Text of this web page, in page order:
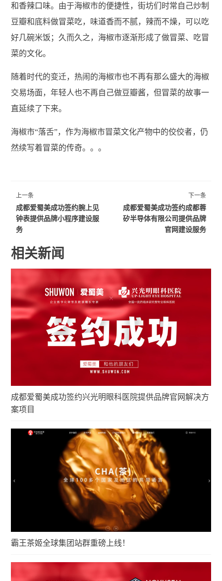
和香辣口味。由于海椒市的便捷性，街坊们时常自己炒制
豆瓣和底料做冒菜吃，味道香而不腻，辣而不燥，可以吃
好几碗米饭；久而久之，海椒市逐渐形成了做冒菜、吃冒
菜的文化。
随着时代的变迁，热闹的海椒市也不再有那么盛大的海椒
交易场面，年轻人也不再自己做豆瓣酱，但冒菜的故事一
直延续了下来。
海椒市“落舌”，作为海椒市冒菜文化产物中的佼佼者，仍
然续写着冒菜的传奇。。。
上一条
成都爱蜀美成功签约腕上见
钟表提供品牌小程序建设服
务
下一条
成都爱蜀美成功签约成都蓉
矽半导体有限公司提供品牌
官网建设服务
相关新闻
成都爱蜀美成功签约兴光明眼科医院提供品牌官网解决方
案项目
霸王茶姬全球集团站群重磅上线！